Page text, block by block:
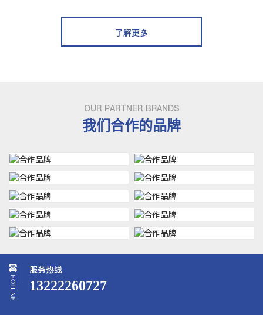
了解更多
OUR PARTNER BRANDS
我们合作的品牌
服务热线
13222260727